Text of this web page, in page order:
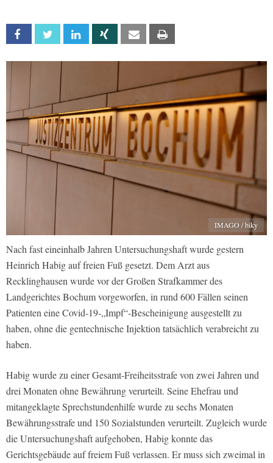
Facebook Twitter Linkedin Xing Email
IMAGO / biky
Nach fast eineinhalb Jahren Untersuchungshaft wurde gestern
Heinrich Habig auf freien Fuß gesetzt. Dem Arzt aus
Recklinghausen wurde vor der Großen Strafkammer des
Landgerichtes Bochum vorgeworfen, in rund 600 Fällen seinen
Patienten eine Covid-19-„Impf“-Bescheinigung ausgestellt zu
haben, ohne die gentechnische Injektion tatsächlich verabreicht zu
haben.
Habig wurde zu einer Gesamt-Freiheitsstrafe von zwei Jahren und
drei Monaten ohne Bewährung verurteilt. Seine Ehefrau und
mitangeklagte Sprechstundenhilfe wurde zu sechs Monaten
Bewährungsstrafe und 150 Sozialstunden verurteilt. Zugleich wurde
die Untersuchungshaft aufgehoben, Habig konnte das
Gerichtsgebäude auf freiem Fuß verlassen. Er muss sich zweimal in